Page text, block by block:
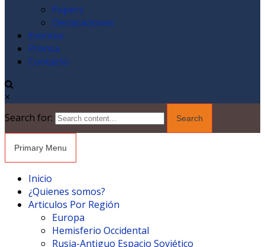
Papers
Declaraciones
Eventos
Prensa
Contacto
×
Search for:
Primary Menu
Inicio
¿Quienes somos?
Articulos Por Región
Europa
Hemisferio Occidental
Rusia-Antiguo Espacio Soviético